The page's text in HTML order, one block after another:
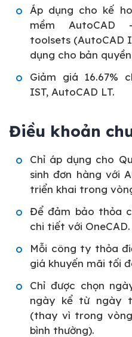
Áp dụng cho kế
mềm AutoCAD
toolsets (AutoCAD
dụng cho bản
Giảm giá 16.67%
IST, AutoCAD LT.
Điều khoản
Chỉ áp dụng cho
sinh đơn hàng với
triển khai trong
Để đảm bảo thỏa
chi tiết với OneCAD.
Mỗi công ty thỏa
giá khuyến mãi tối
Chỉ được chọn
ngày kể từ ngày
(thay vì trong
bình thường).